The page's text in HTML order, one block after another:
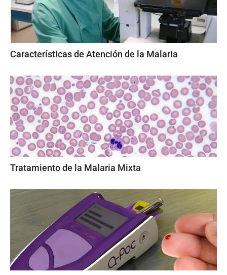
Características de Atención de la Malaria
Tratamiento de la Malaria Mixta